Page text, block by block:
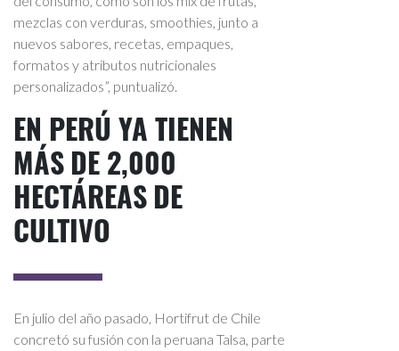
mezclas con verduras, smoothies, junto a
nuevos sabores, recetas, empaques,
formatos y atributos nutricionales
personalizados”, puntualizó.
EN PERÚ YA TIENEN
MÁS DE 2,000
HECTÁREAS DE
CULTIVO
En julio del año pasado, Hortifrut de Chile
concretó su fusión con la peruana Talsa, parte